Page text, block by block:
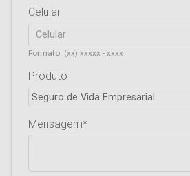
Celular
Formato: (xx) xxxxx - xxxx
Produto
Mensagem